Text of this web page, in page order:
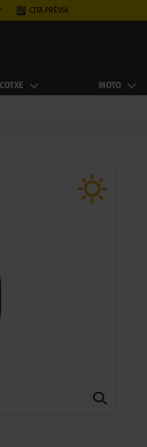
CITA PRÈVIA
COTXE MOTO